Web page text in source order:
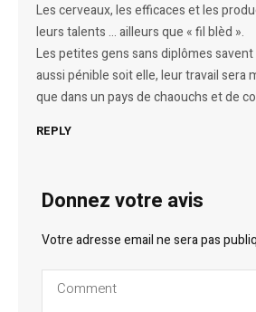
Les cerveaux, les efficaces et les
leurs talents … ailleurs que « fil blèd ».
Les petites gens sans diplômes savent
aussi pénible soit elle, leur travail sera
que dans un pays de chaouchs et de
REPLY
Donnez votre avis
Votre adresse email ne sera pas